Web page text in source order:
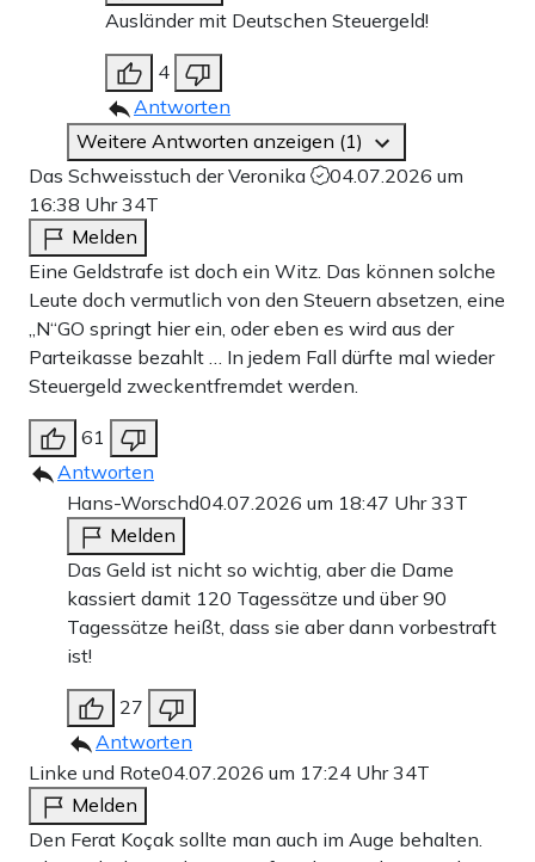
Ausländer mit Deutschen Steuergeld!
4
Antworten
Weitere Antworten anzeigen (1)
Das Schweisstuch der Veronika
04.07.2026 um
16:38 Uhr34T
Melden
Eine Geldstrafe ist doch ein Witz. Das können solche
Leute doch vermutlich von den Steuern absetzen, eine
„N“GO springt hier ein, oder eben es wird aus der
Parteikasse bezahlt … In jedem Fall dürfte mal wieder
Steuergeld zweckentfremdet werden.
61
Antworten
Hans-Worschd04.07.2026 um 18:47 Uhr33T
Melden
Das Geld ist nicht so wichtig, aber die Dame
kassiert damit 120 Tagessätze und über 90
Tagessätze heißt, dass sie aber dann vorbestraft
ist!
27
Antworten
Linke und Rote04.07.2026 um 17:24 Uhr34T
Melden
Den Ferat Koçak sollte man auch im Auge behalten.